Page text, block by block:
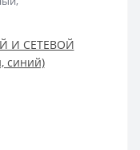
И СЕТЕВОЙ
синий)